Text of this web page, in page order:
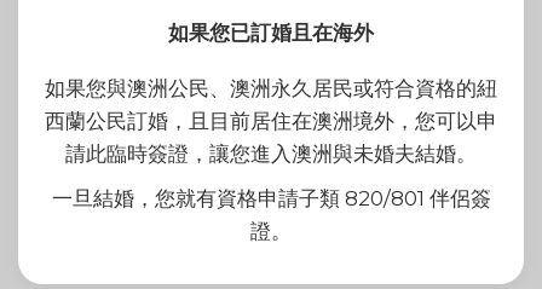
如果您已訂婚且在海外
如果您與澳洲公民、澳洲永久居民或符合資格的紐
西蘭公民訂婚，且目前居住在澳洲境外，您可以申
請此臨時簽證，讓您進入澳洲與未婚夫結婚。
一旦結婚，您就有資格申請子類 820/801 伴侶簽
證。